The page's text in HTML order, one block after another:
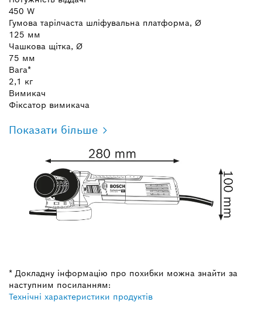
450 W
Гумова тарілчаста шліфувальна платформа, Ø
125 мм
Чашкова щітка, Ø
75 мм
Вага*
2,1 кг
Вимикач
Фіксатор вимикача
Показати більше
* Докладну інформацію про похибки можна знайти за
наступним посиланням:
Технічні характеристики продуктів